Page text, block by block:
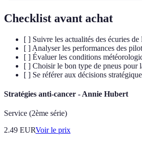
Checklist avant achat
[ ] Suivre les actualités des écuries de
[ ] Analyser les performances des
[ ] Évaluer les conditions
[ ] Choisir le bon type de pneus pour
[ ] Se référer aux décisions
Stratégies anti-cancer - Annie Hubert
Service (2ème série)
2.49 EURVoir le prix